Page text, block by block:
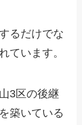
るだけでな
ています。
3区の後継
築いている